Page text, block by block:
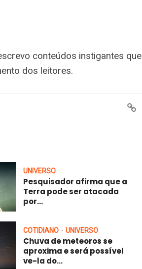
conteúdos instigantes que
dos leitores.
UNIVERSO
Pesquisador afirma que a
Terra pode ser atacada
por...
COTIDIANO • UNIVERSO
Chuva de meteoros se
aproxima e será possível
ve-la do...